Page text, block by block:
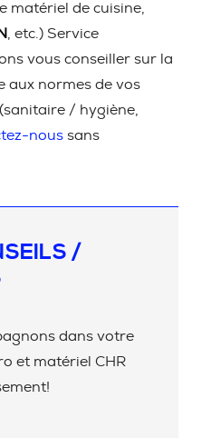
matériel de cuisine,
, etc.) Service
vous conseiller sur la
aux normes de vos
/ hygiène,
nous sans
/
dans votre
et matériel CHR